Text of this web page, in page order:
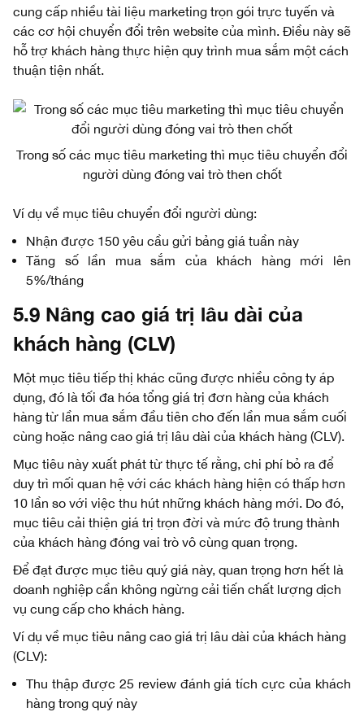
cung cấp nhiều tài liệu marketing trọn gói trực tuyến và
các cơ hội chuyển đổi trên website của mình. Điều này sẽ
hỗ trợ khách hàng thực hiện quy trình mua sắm một cách
thuận tiện nhất.
Trong số các mục tiêu marketing thì mục tiêu chuyển đổi
người dùng đóng vai trò then chốt
Ví dụ về mục tiêu chuyển đổi người dùng:
Nhận được 150 yêu cầu gửi bảng giá tuần này
Tăng số lần mua sắm của khách hàng mới lên
5%/tháng
5.9 Nâng cao giá trị lâu dài của
khách hàng (CLV)
Một mục tiêu tiếp thị khác cũng được nhiều công ty áp
dụng, đó là tối đa hóa tổng giá trị đơn hàng của khách
hàng từ lần mua sắm đầu tiên cho đến lần mua sắm cuối
cùng hoặc nâng cao giá trị lâu dài của khách hàng (CLV).
Mục tiêu này xuất phát từ thực tế rằng, chi phí bỏ ra để
duy trì mối quan hệ với các khách hàng hiện có thấp hơn
10 lần so với việc thu hút những khách hàng mới. Do đó,
mục tiêu cải thiện giá trị trọn đời và mức độ trung thành
của khách hàng đóng vai trò vô cùng quan trọng.
Để đạt được mục tiêu quý giá này, quan trọng hơn hết là
doanh nghiệp cần không ngừng cải tiến chất lượng dịch
vụ cung cấp cho khách hàng.
Ví dụ về mục tiêu nâng cao giá trị lâu dài của khách hàng
(CLV):
Thu thập được 25 review đánh giá tích cực của khách
hàng trong quý này